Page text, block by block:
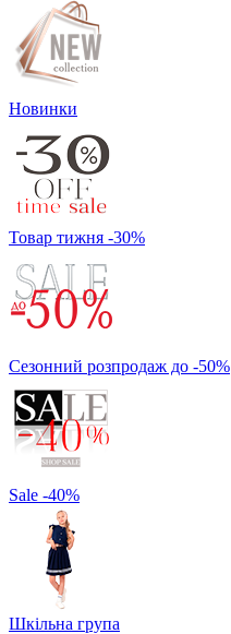
Новинки
Товар тижня -30%
Сезонний розпродаж до -50%
Sale -40%
Шкільна група